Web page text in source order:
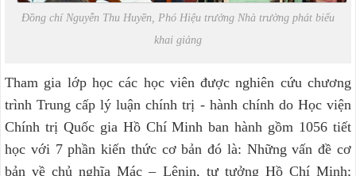
Đồng chí Nguyễn Thu Huyền, Phó Hiệu trưởng Nhà trường phát biểu
khai giảng
Tham gia lớp học các học viên được nghiên cứu chương
trình Trung cấp lý luận chính trị - hành chính do Học viện
Chính trị Quốc gia Hồ Chí Minh ban hành gồm 1056 tiết
học với 7 phần kiến thức cơ bản đó là: Những vấn đề cơ
bản về chủ nghĩa Mác – Lênin, tư tưởng Hồ Chí Minh;